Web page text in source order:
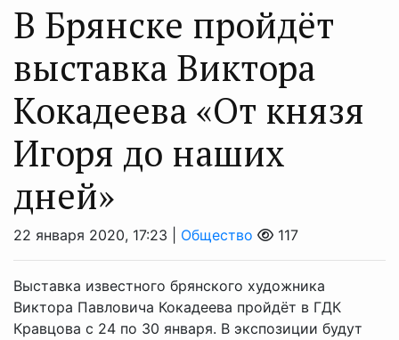
В Брянске пройдёт
выставка Виктора
Кокадеева «От князя
Игоря до наших
дней»
22 января 2020, 17:23 | Общество 117
Выставка известного брянского художника
Виктора Павловича Кокадеева пройдёт в ГДК
Кравцова с 24 по 30 января. В экспозиции будут